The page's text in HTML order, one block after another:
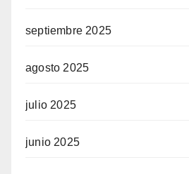
septiembre 2025
agosto 2025
julio 2025
junio 2025